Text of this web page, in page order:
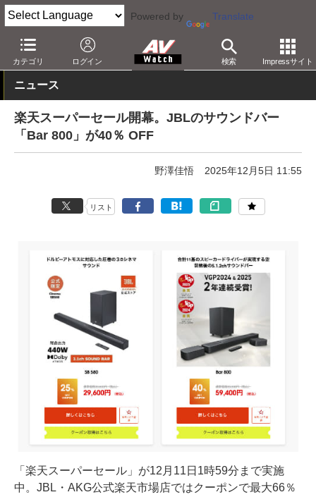
Powered by Translate
カテゴリ ログイン 検索 Impressサイト
AV Watch 動向 ショップ セール
ニュース
楽天スーパーセール開幕。JBLのサウンドバー
「Bar 800」が40％ OFF
野澤佳悟 2025年12月5日 11:55
リスト
「楽天スーパーセール」が12月11日1時59分まで実施
中。JBL・AKG公式楽天市場店ではクーポンで最大66％